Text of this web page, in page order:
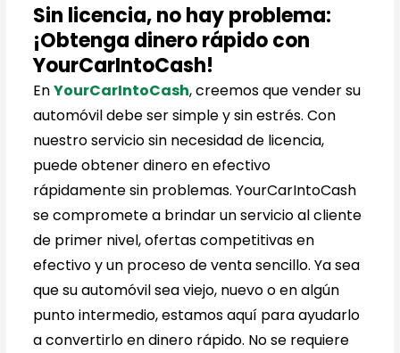
Sin licencia, no hay problema:
¡Obtenga dinero rápido con
YourCarIntoCash!
EnYourCarIntoCash, creemos que vender su
automóvil debe ser simple y sin estrés. Con
nuestro servicio sin necesidad de licencia,
puede obtener dinero en efectivo
rápidamente sin problemas. YourCarIntoCash
se compromete a brindar un servicio al cliente
de primer nivel, ofertas competitivas en
efectivo y un proceso de venta sencillo. Ya sea
que su automóvil sea viejo, nuevo o en algún
punto intermedio, estamos aquí para ayudarlo
a convertirlo en dinero rápido. No se requiere